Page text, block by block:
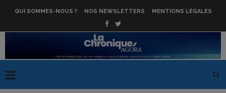
QUI SOMMES-NOUS ? NOS NEWSLETTERS MENTIONS LÉGALES